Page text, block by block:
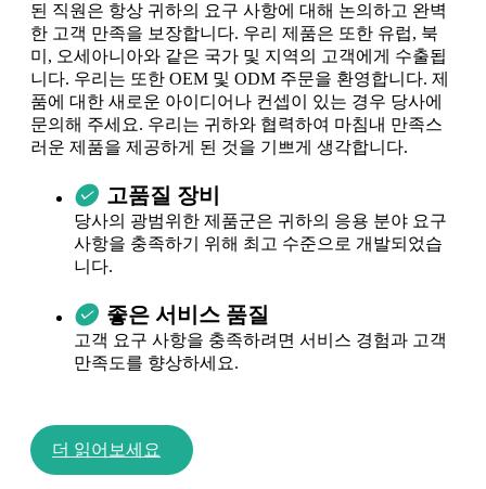
된 직원은 항상 귀하의 요구 사항에 대해 논의하고 완벽
한 고객 만족을 보장합니다. 우리 제품은 또한 유럽, 북
미, 오세아니아와 같은 국가 및 지역의 고객에게 수출됩
니다. 우리는 또한 OEM 및 ODM 주문을 환영합니다. 제
품에 대한 새로운 아이디어나 컨셉이 있는 경우 당사에
문의해 주세요. 우리는 귀하와 협력하여 마침내 만족스
러운 제품을 제공하게 된 것을 기쁘게 생각합니다.
고품질 장비
당사의 광범위한 제품군은 귀하의 응용 분야 요구
사항을 충족하기 위해 최고 수준으로 개발되었습
니다.
좋은 서비스 품질
고객 요구 사항을 충족하려면 서비스 경험과 고객
만족도를 향상하세요.
더 읽어보세요